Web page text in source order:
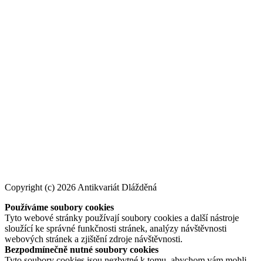
Copyright (c) 2026 Antikvariát Dlážděná
Používáme soubory cookies
Tyto webové stránky používají soubory cookies a další nástroje
sloužící ke správné funkčnosti stránek, analýzy návštěvnosti
webových stránek a zjištění zdroje návštěvnosti.
Bezpodmínečně nutné soubory cookies